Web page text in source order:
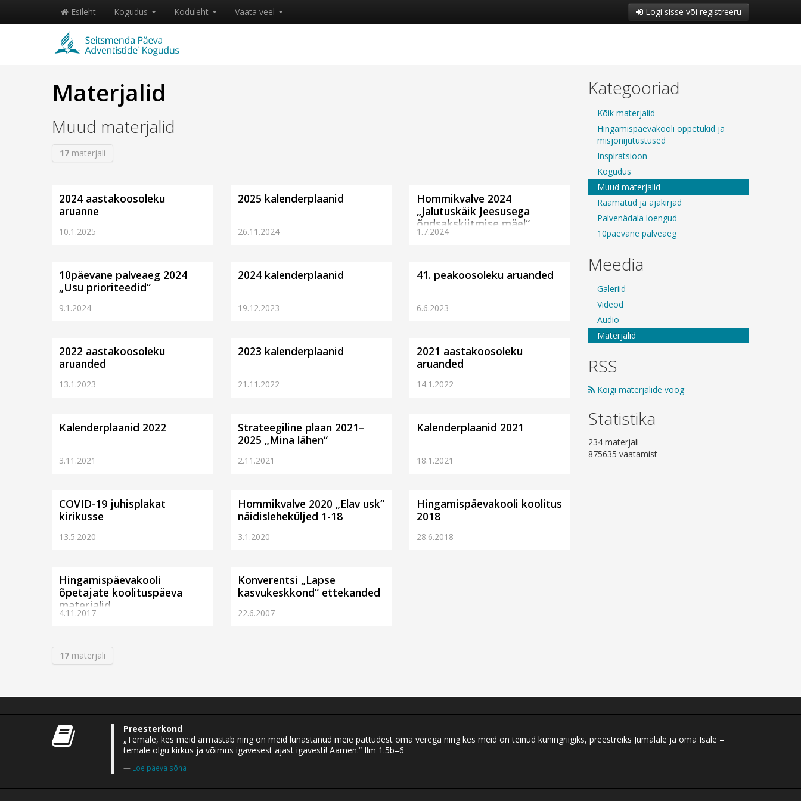
Esileht Kogudus Koduleht Vaata veel Logi sisse või registreeru
Materjalid
Muud materjalid
17 materjali
2024 aastakoosoleku
aruanne
10.1.2025
2025 kalenderplaanid
26.11.2024
Hommikvalve 2024
„Jalutuskäik Jeesusega
õndsakskiitmise mäel“
1.7.2024
10päevane palveaeg 2024
„Usu prioriteedid“
9.1.2024
2024 kalenderplaanid
19.12.2023
41. peakoosoleku aruanded
6.6.2023
2022 aastakoosoleku
aruanded
13.1.2023
2023 kalenderplaanid
21.11.2022
2021 aastakoosoleku
aruanded
14.1.2022
Kalenderplaanid 2022
3.11.2021
Strateegiline plaan 2021–
2025 „Mina lähen“
2.11.2021
Kalenderplaanid 2021
18.1.2021
COVID-19 juhisplakat
kirikusse
13.5.2020
Hommikvalve 2020 „Elav usk“
näidisleheküljed 1-18
3.1.2020
Hingamispäevakooli koolitus
2018
28.6.2018
Hingamispäevakooli
õpetajate koolituspäeva
materjalid
4.11.2017
Konverentsi „Lapse
kasvukeskkond“ ettekanded
22.6.2007
17 materjali
Kategooriad
Kõik materjalid
Hingamispäevakooli õppetükid ja
misjonijutustused
Inspiratsioon
Kogudus
Muud materjalid
Raamatud ja ajakirjad
Palvenädala loengud
10päevane palveaeg
Meedia
Galeriid
Videod
Audio
Materjalid
RSS
Kõigi materjalide voog
Statistika
234 materjali
875635 vaatamist
Preesterkond
„Temale, kes meid armastab ning on meid lunastanud meie pattudest oma verega ning kes meid on teinud kuningriigiks, preestreiks Jumalale ja oma Isale –
temale olgu kirkus ja võimus igavesest ajast igavesti! Aamen.“ Ilm 1:5b–6
Loe päeva sõna